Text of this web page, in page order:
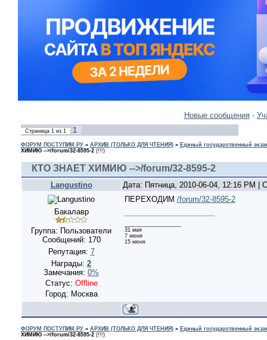
Новые сообщения·
Страница 1из 1 1
ФОРУМ ПОСТУПИМ.РУ» АРХИВ (ТОЛЬКО ДЛЯ ЧТЕНИЯ)» Единый государственный
ХИМИЮ -->/forum/32-8595-2 (!!!)
КТО ЗНАЕТ ХИМИЮ -->/forum/32-8595-2
Langustino Дата: Пятница, 2010-06-04, 12:16 PM |
Бакалавр
Группа: Пользователи
Сообщений: 170
Репутация: 7
Награды: 2
Замечания: 0%
Статус: Offline
Город: Москва
ПЕРЕХОДИМ /forum/32-8595-2
31 мая
7 июня
15 июня
ФОРУМ ПОСТУПИМ.РУ» АРХИВ (ТОЛЬКО ДЛЯ ЧТЕНИЯ)» Единый государственный
ХИМИЮ -->/forum/32-8595-2 (!!!)